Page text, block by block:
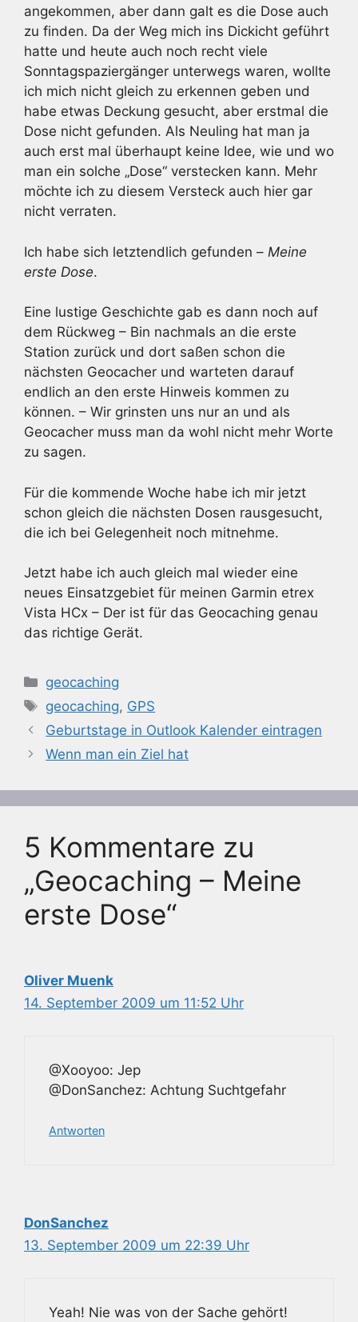
angekommen, aber dann galt es die Dose auch
zu finden. Da der Weg mich ins Dickicht geführt
hatte und heute auch noch recht viele
Sonntagspaziergänger unterwegs waren, wollte
ich mich nicht gleich zu erkennen geben und
habe etwas Deckung gesucht, aber erstmal die
Dose nicht gefunden. Als Neuling hat man ja
auch erst mal überhaupt keine Idee, wie und wo
man ein solche „Dose“ verstecken kann. Mehr
möchte ich zu diesem Versteck auch hier gar
nicht verraten.
Ich habe sich letztendlich gefunden – Meine
erste Dose.
Eine lustige Geschichte gab es dann noch auf
dem Rückweg – Bin nachmals an die erste
Station zurück und dort saßen schon die
nächsten Geocacher und warteten darauf
endlich an den erste Hinweis kommen zu
können. – Wir grinsten uns nur an und als
Geocacher muss man da wohl nicht mehr Worte
zu sagen.
Für die kommende Woche habe ich mir jetzt
schon gleich die nächsten Dosen rausgesucht,
die ich bei Gelegenheit noch mitnehme.
Jetzt habe ich auch gleich mal wieder eine
neues Einsatzgebiet für meinen Garmin etrex
Vista HCx – Der ist für das Geocaching genau
das richtige Gerät.
Kategorien
geocaching
Schlagwörter
geocaching, GPS
Geburtstage in Outlook Kalender eintragen
Wenn man ein Ziel hat
5 Kommentare zu
„Geocaching – Meine
erste Dose“
Oliver Muenk
14. September 2009 um 11:52 Uhr
@Xooyoo: Jep
@DonSanchez: Achtung Suchtgefahr
Antworten
DonSanchez
13. September 2009 um 22:39 Uhr
Yeah! Nie was von der Sache gehört!